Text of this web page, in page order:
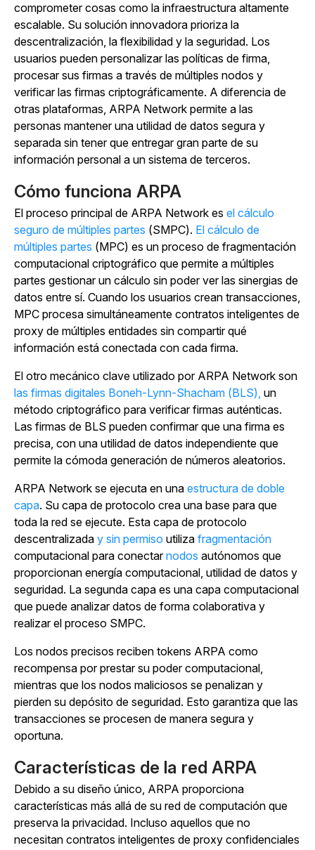
comprometer cosas como la infraestructura altamente
escalable. Su solución innovadora prioriza la
descentralización, la flexibilidad y la seguridad. Los
usuarios pueden personalizar las políticas de firma,
procesar sus firmas a través de múltiples nodos y
verificar las firmas criptográficamente. A diferencia de
otras plataformas, ARPA Network permite a las
personas mantener una utilidad de datos segura y
separada sin tener que entregar gran parte de su
información personal a un sistema de terceros.
Cómo funciona ARPA
El proceso principal de ARPA Network es el cálculo
seguro de múltiples partes (SMPC). El cálculo de
múltiples partes (MPC) es un proceso de fragmentación
computacional criptográfico que permite a múltiples
partes gestionar un cálculo sin poder ver las sinergias de
datos entre sí. Cuando los usuarios crean transacciones,
MPC procesa simultáneamente contratos inteligentes de
proxy de múltiples entidades sin compartir qué
información está conectada con cada firma.
El otro mecánico clave utilizado por ARPA Network son
las firmas digitales Boneh-Lynn-Shacham (BLS), un
método criptográfico para verificar firmas auténticas.
Las firmas de BLS pueden confirmar que una firma es
precisa, con una utilidad de datos independiente que
permite la cómoda generación de números aleatorios.
ARPA Network se ejecuta en una estructura de doble
capa. Su capa de protocolo crea una base para que
toda la red se ejecute. Esta capa de protocolo
descentralizada y sin permiso utiliza fragmentación
computacional para conectarnodos autónomos que
proporcionan energía computacional, utilidad de datos y
seguridad. La segunda capa es una capa computacional
que puede analizar datos de forma colaborativa y
realizar el proceso SMPC.
Los nodos precisos reciben tokens ARPA como
recompensa por prestar su poder computacional,
mientras que los nodos maliciosos se penalizan y
pierden su depósito de seguridad. Esto garantiza que las
transacciones se procesen de manera segura y
oportuna.
Características de la red ARPA
Debido a su diseño único, ARPA proporciona
características más allá de su red de computación que
preserva la privacidad. Incluso aquellos que no
necesitan contratos inteligentes de proxy confidenciales